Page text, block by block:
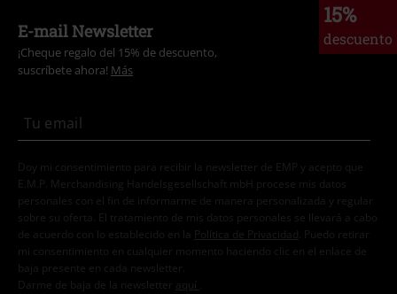
15%
descuento
E-mail Newsletter
¡Cheque regalo del 15% de descuento,
suscríbete ahora! Más
Doy mi consentimiento para recibir la newsletter de EMP y acepto que
E.M.P. Merchandising Handelsgesellschaft mbH procese mis datos
personales con el fin de informarme de manera personalizada y regular
sobre su oferta. El tratamiento de mis datos personales se llevará a cabo
de acuerdo con lo establecido en la
Política de Privacidad . Puedo retirar
mi consentimiento en cualquier momento haciendo clic en el enlace de
baja presente en cada newsletter.
Darme de baja de la newsletter
aquí